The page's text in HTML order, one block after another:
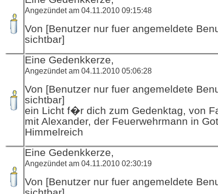
Angezündet am 04.11.2010 09:15:48
Von [Benutzer nur fuer angemeldete
sichtbar]
Eine Gedenkkerze,
Angezündet am 04.11.2010 05:06:28
Von [Benutzer nur fuer angemeldete
sichtbar]
ein Licht f�r dich zum Gedenktag, von
mit Alexander, der Feuerwehrmann in
Himmelreich
Eine Gedenkkerze,
Angezündet am 04.11.2010 02:30:19
Von [Benutzer nur fuer angemeldete